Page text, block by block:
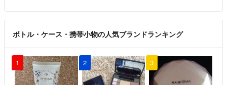
ボトル・ケース・携帯小物の人気ブランドランキング
1 2 3